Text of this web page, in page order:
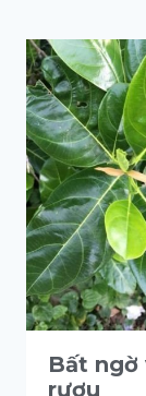
Bất ngờ
rượu